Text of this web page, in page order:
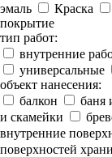
эмаль
Краска
покрытие
тип работ:
внутренние
универсальные
объект нанесения:
балкон
баня
и скамейки
внутренние
поверхностей